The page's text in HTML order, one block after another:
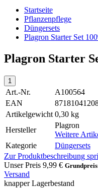
Startseite
Pflanzenpflege
Düngersets
Plagron Starter Set
Plagron Starter
Art.-Nr.
A100564
EAN
Artikelgewicht 0,30 kg
Hersteller
Plagron
Weitere
Kategorie
Düngersets
Zur Produktbeschreibung
Unser Preis 9,99 €
Versand
knapper Lagerbestand